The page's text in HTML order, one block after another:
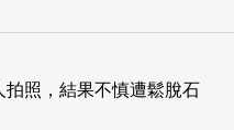
拍照，結果不慎遭鬆脫石